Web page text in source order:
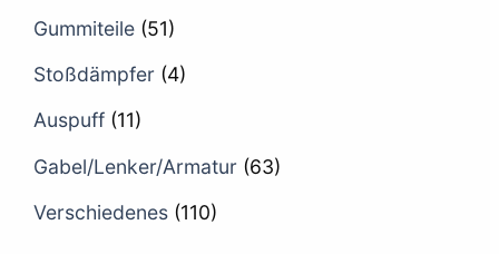
Gummiteile (51)
Stoßdämpfer (4)
Auspuff (11)
Gabel/Lenker/Armatur (63)
Verschiedenes (110)